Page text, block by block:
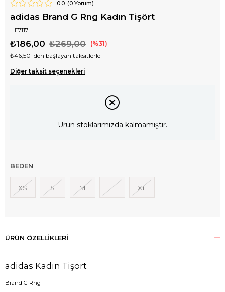
0.0 (0Yorum)
adidas Brand G Rng Kadın Tişört
HE7117
₺269,00
₺186,00 31
₺46,50 'den başlayan taksitlerle
Diğer taksit seçenekleri
Ürün stoklarımızda kalmamıştır.
BEDEN
XS S M L XL
ÜRÜN ÖZELLIKLERI
adidas Kadın Tişört
Brand G Rng